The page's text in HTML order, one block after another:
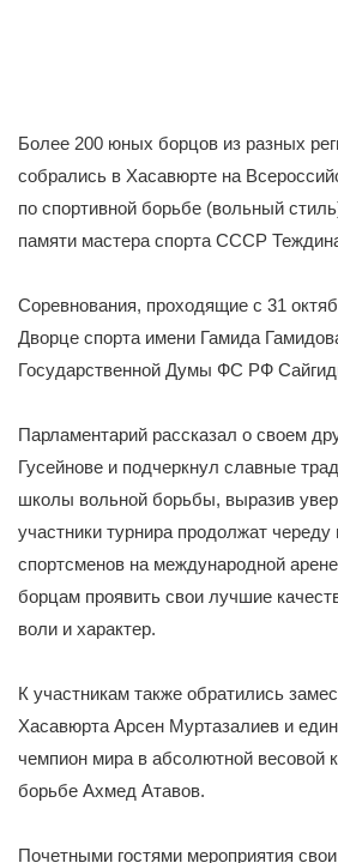
Более 200 юных борцов из разных
собрались в Хасавюрте на
по спортивной борьбе (вольный
памяти мастера спорта СССР
Соревнования, проходящие с 31
Дворце спорта имени Гамида
Государственной Думы ФС РФ
Парламентарий рассказал о своем
Гусейнове и подчеркнул славные
школы вольной борьбы, выразив
участники турнира продолжат череду
спортсменов на международной
борцам проявить свои лучшие
воли и характер.
К участникам также обратились
Хасавюрта Арсен Муртазалиев и
чемпион мира в абсолютной весовой
борьбе Ахмед Атавов.
Почетными гостями мероприятия